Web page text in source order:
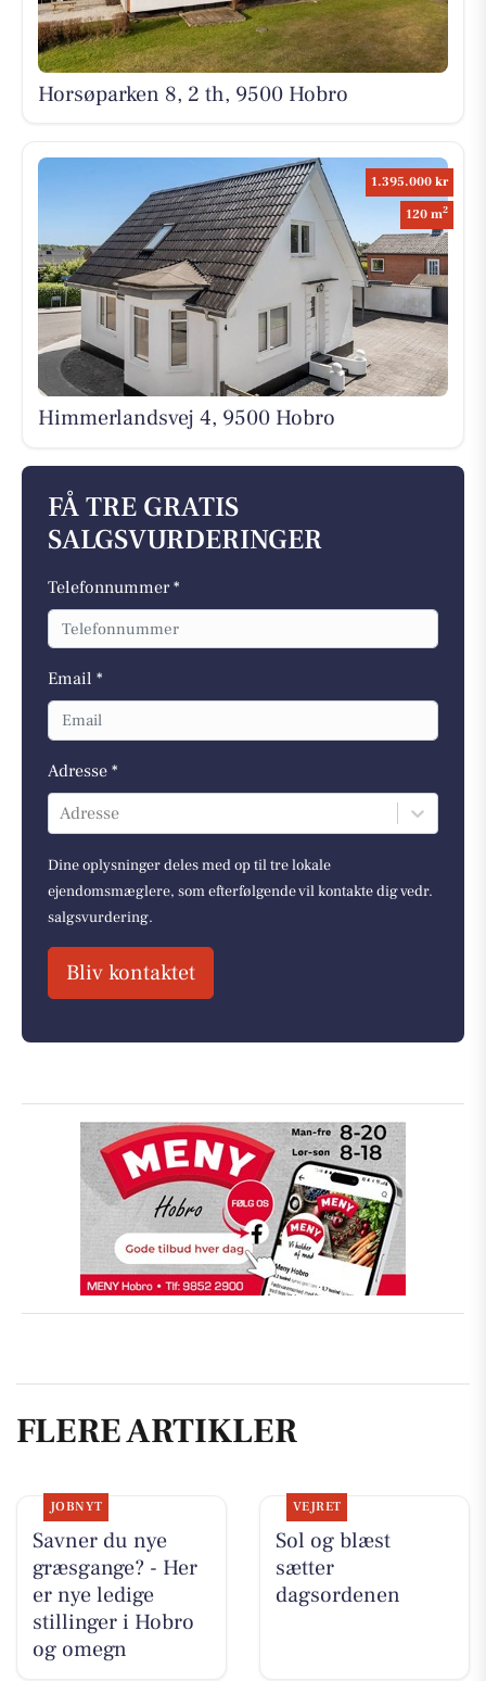
Horsøparken 8, 2 th, 9500 Hobro
1.395.000 kr
120 m2
Himmerlandsvej 4, 9500 Hobro
FÅ TRE GRATIS
SALGSVURDERINGER
Telefonnummer *
Email *
Adresse *
Adresse
Dine oplysninger deles med op til tre lokale
ejendomsmæglere, som efterfølgende vil kontakte dig vedr.
salgsvurdering.
Bliv kontaktet
FLERE ARTIKLER
JOBNYT
Savner du nye
græsgange? - Her
er nye ledige
stillinger i Hobro
og omegn
VEJRET
Sol og blæst
sætter
dagsordenen